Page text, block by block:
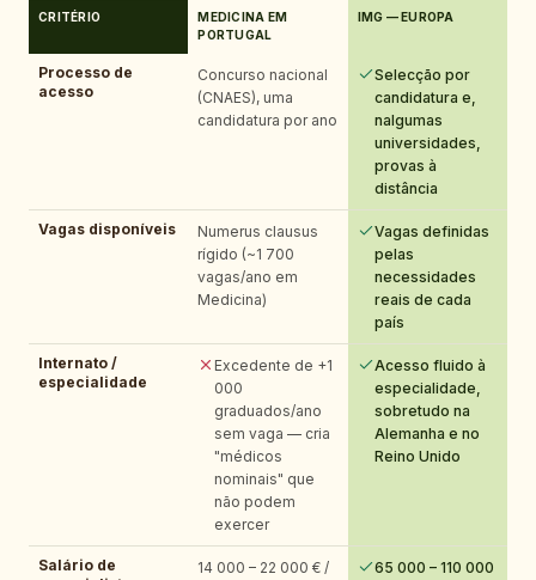
CRITÉRIO
MEDICINA EM
PORTUGAL
IMG — EUROPA
Processo de
acesso
Concurso nacional
(CNAES), uma
candidatura por ano
Selecção por
candidatura e,
nalgumas
universidades,
provas à
distância
Vagas disponíveis
Numerus clausus
rígido (~1 700
vagas/ano em
Medicina)
Vagas definidas
pelas
necessidades
reais de cada
país
Internato /
especialidade
Excedente de +1
000
graduados/ano
sem vaga — cria
"médicos
nominais" que
não podem
exercer
Acesso fluido à
especialidade,
sobretudo na
Alemanha e no
Reino Unido
Salário de
14 000 – 22 000 € / 65 000 – 110 000